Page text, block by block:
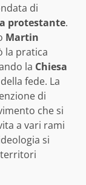
di
protestante.
Martin
la pratica
la Chiesa
fede. La
di
che si
a vari rami
si